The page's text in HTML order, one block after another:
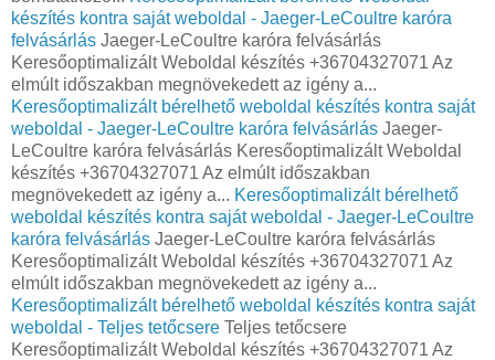
készítés kontra saját weboldal - Jaeger-LeCoultre karóra
felvásárlás Jaeger-LeCoultre karóra felvásárlás
Keresőoptimalizált Weboldal készítés +36704327071 Az
elmúlt időszakban megnövekedett az igény a...
Keresőoptimalizált bérelhető weboldal készítés kontra saját
weboldal - Jaeger-LeCoultre karóra felvásárlás Jaeger-
LeCoultre karóra felvásárlás Keresőoptimalizált Weboldal
készítés +36704327071 Az elmúlt időszakban
megnövekedett az igény a... Keresőoptimalizált bérelhető
weboldal készítés kontra saját weboldal - Jaeger-LeCoultre
karóra felvásárlás Jaeger-LeCoultre karóra felvásárlás
Keresőoptimalizált Weboldal készítés +36704327071 Az
elmúlt időszakban megnövekedett az igény a...
Keresőoptimalizált bérelhető weboldal készítés kontra saját
weboldal - Teljes tetőcsere Teljes tetőcsere
Keresőoptimalizált Weboldal készítés +36704327071 Az